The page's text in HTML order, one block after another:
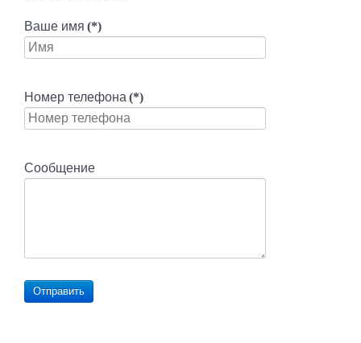
Ваше имя (*)
Номер телефона (*)
Сообщение
Отправить